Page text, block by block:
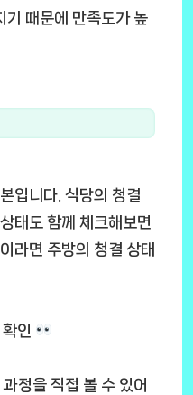
기 때문에 만족도가 높
입니다. 식당의 청결
태도 함께 체크해보면
라면 주방의 청결 상태
인
정을 직접 볼 수 있어